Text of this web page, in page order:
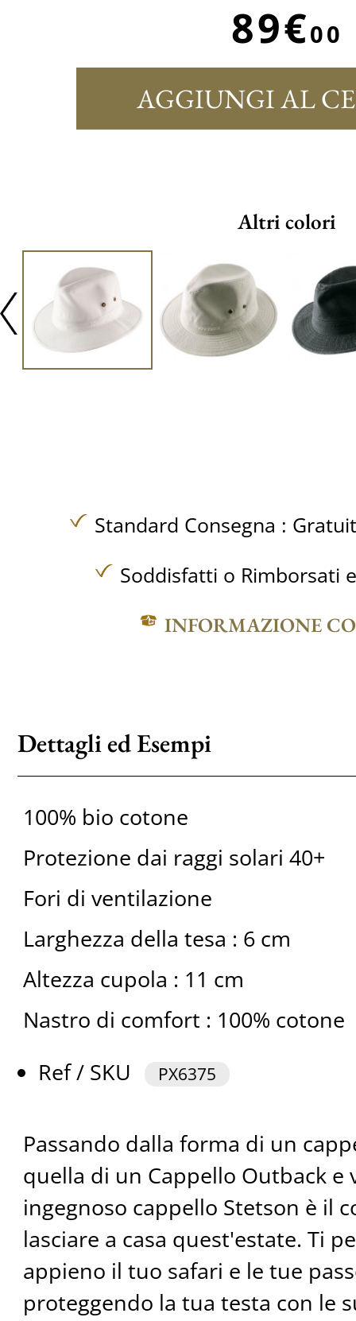
89€00
AGGIUNGI AL
Altri colori
Standard Consegna :
Soddisfatti o Rimborsati
INFORMAZIONE
Dettagli ed Esempi
100% bio cotone
Protezione dai raggi solari 40+
Fori di ventilazione
Larghezza della tesa : 6 cm
Altezza cupola : 11 cm
Nastro di comfort : 100% cotone
Ref / SKU
PX6375
Passando dalla forma di un
quella di un Cappello Outback e
ingegnoso cappello Stetson è il
lasciare a casa quest'estate. Ti
appieno il tuo safari e le tue
proteggendo la tua testa con le